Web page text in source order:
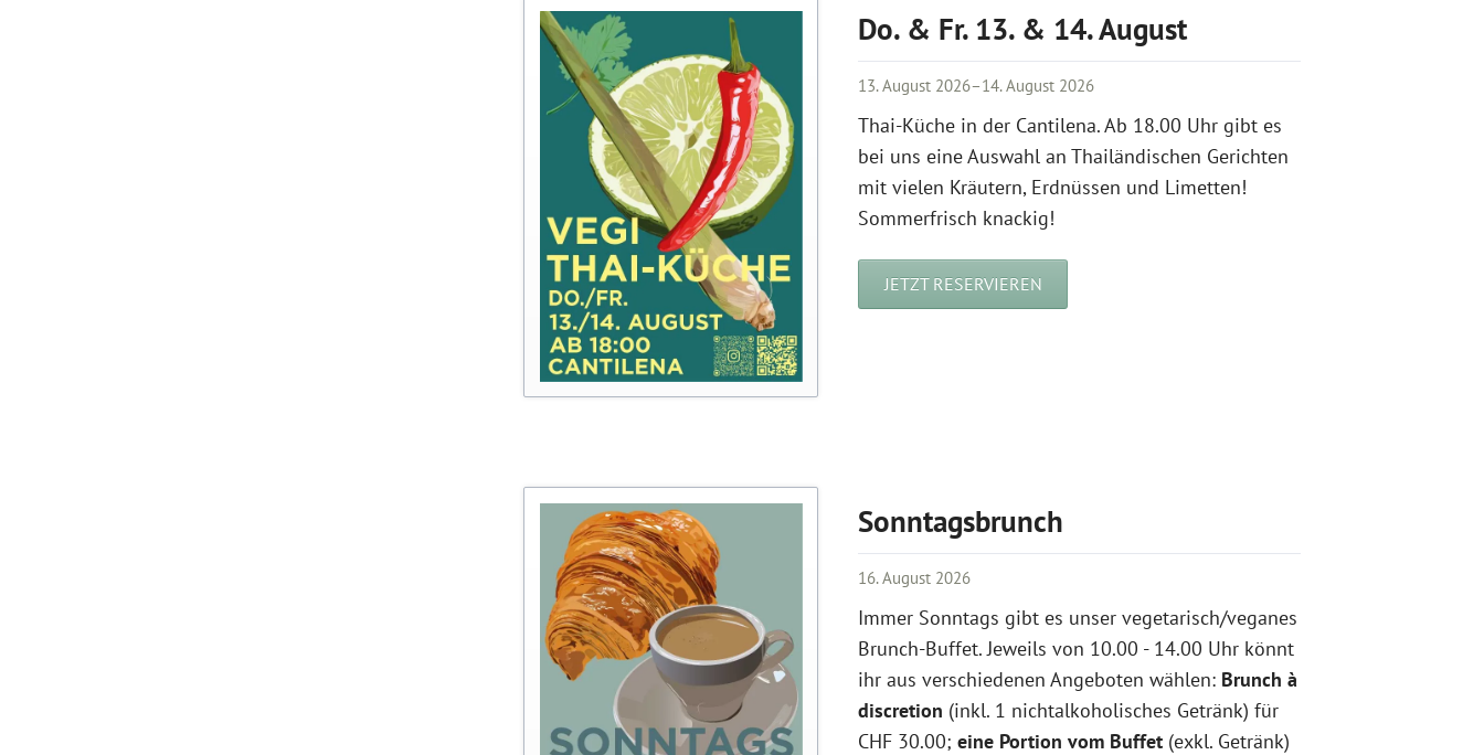
Do. & Fr. 13. & 14. August
13. August 2026–14. August 2026
Thai-Küche in der Cantilena. Ab 18.00 Uhr gibt es
bei uns eine Auswahl an Thailändischen Gerichten
mit vielen Kräutern, Erdnüssen und Limetten!
Sommerfrisch knackig!
JETZT RESERVIEREN
Sonntagsbrunch
16. August 2026
Immer Sonntags gibt es unser vegetarisch/veganes
Brunch-Buffet. Jeweils von 10.00 - 14.00 Uhr könnt
ihr aus verschiedenen Angeboten wählen: Brunch à
discretion (inkl. 1 nichtalkoholisches Getränk) für
CHF 30.00;eine Portion vom Buffet (exkl. Getränk)